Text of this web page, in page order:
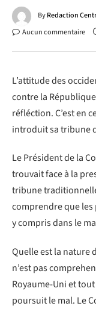
ByRedaction
Aucun commentaire
L’attitude des
contre la
réfléction. C’est en
introduit sa tribune
Le Président de la
trouvait face à la
tribune
comprendre que les
y compris dans le
Quelle est la nature
n’est pas
Royaume-Uni et
poursuit le mal. Le